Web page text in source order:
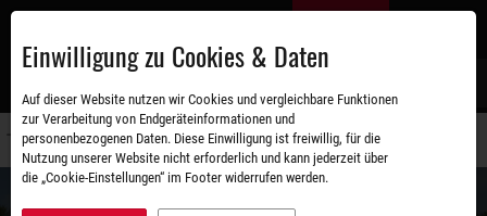
Zum
Einwilligung zu Cookies & Daten
Auf dieser Website nutzen wir Cookies und vergleichbare Funktionen
zur Verarbeitung von Endgeräteinformationen und
personenbezogenen Daten. Diese Einwilligung ist freiwillig, für die
Nutzung unserer Website nicht erforderlich und kann jederzeit über
die „Cookie-Einstellungen“ im Footer widerrufen werden.